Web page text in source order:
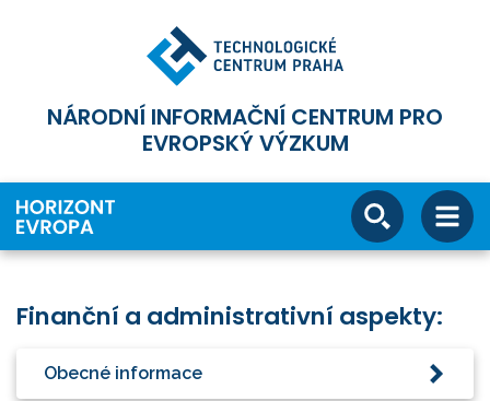
NÁRODNÍ INFORMAČNÍ CENTRUM PRO
EVROPSKÝ VÝZKUM
Finanční a administrativní aspekty:
Obecné informace